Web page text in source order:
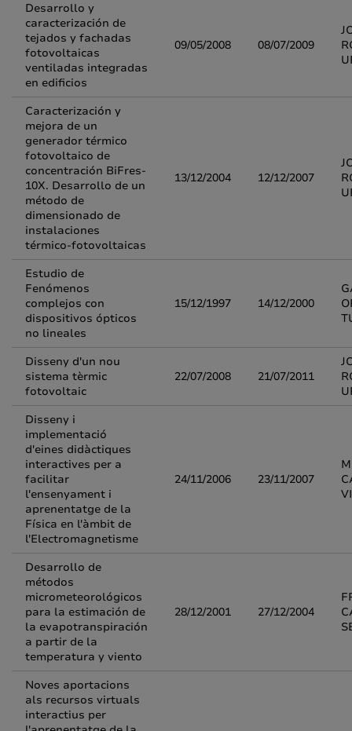
Desarrollo y
caracterización de
tejados y fachadas
fotovoltaicas
ventiladas integradas
en edificios
09/05/2008 08/07/2009
Caracterización y
mejora de un
generador térmico
fotovoltaico de
concentración BiFres-
10X. Desarrollo de un
método de
dimensionado de
instalaciones
térmico-fotovoltaicas
13/12/2004 12/12/2007
Estudio de
Fenómenos
complejos con
dispositivos ópticos
no lineales
15/12/1997 14/12/2000
Disseny d'un nou
sistema tèrmic
fotovoltaic
22/07/2008 21/07/2011
Disseny i
implementació
d'eines didàctiques
interactives per a
facilitar
l'ensenyament i
aprenentatge de la
Física en l'àmbit de
l'Electromagnetisme
24/11/2006 23/11/2007
Desarrollo de
métodos
micrometeorológicos
para la estimación de
la evapotranspiración
a partir de la
temperatura y viento
28/12/2001 27/12/2004
Noves aportacions
als recursos virtuals
interactius per